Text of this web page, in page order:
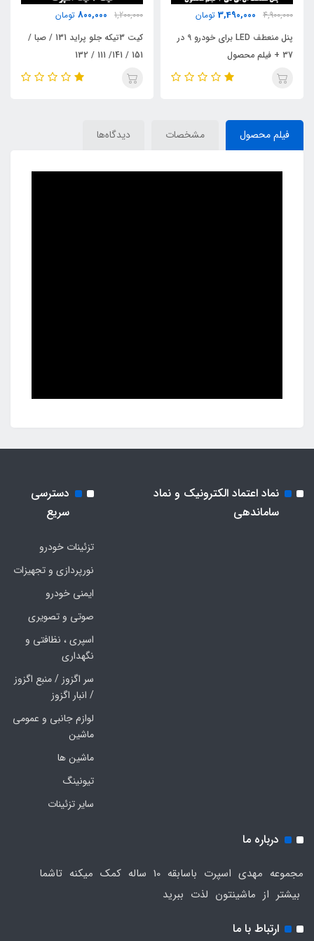
4,900,000
3,490,000 تومان
پنل منعطف LED برای خودرو 9 در
37 + فیلم محصول
1,200,000
800,000 تومان
کیت 3تیکه جلو پراید 131 / صبا /
151 / 141/ 111 / 132
فیلم محصول مشخصات دیدگاه‌ها
نماد اعتماد الکترونیک و نماد
ساماندهی
دسترسی
سریع
تزئینات خودرو
نورپردازی و تجهیزات
ایمنی خودرو
صوتی و تصویری
اسپری ، نظافتی و
نگهداری
سر اگزوز / منبع اگزوز
/ انبار اگزوز
لوازم جانبی و عمومی
ماشین
ماشین ها
تیونینگ
سایر تزئینات
درباره ما
مجموعه مهدی اسپرت باسابقه 10 ساله کمک میکنه تاشما
بیشتر از ماشینتون لذت ببرید
ارتباط با ما